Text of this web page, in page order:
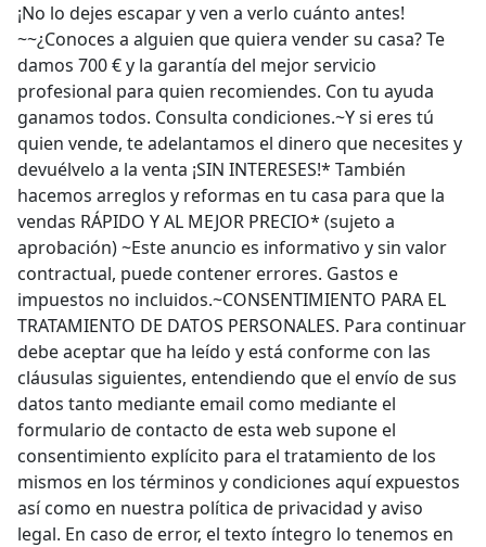
¡No lo dejes escapar y ven a verlo cuánto antes!
~~¿Conoces a alguien que quiera vender su casa? Te
damos 700 € y la garantía del mejor servicio
profesional para quien recomiendes. Con tu ayuda
ganamos todos. Consulta condiciones.~Y si eres tú
quien vende, te adelantamos el dinero que necesites y
devuélvelo a la venta ¡SIN INTERESES!* También
hacemos arreglos y reformas en tu casa para que la
vendas RÁPIDO Y AL MEJOR PRECIO* (sujeto a
aprobación) ~Este anuncio es informativo y sin valor
contractual, puede contener errores. Gastos e
impuestos no incluidos.~CONSENTIMIENTO PARA EL
TRATAMIENTO DE DATOS PERSONALES. Para continuar
debe aceptar que ha leído y está conforme con las
cláusulas siguientes, entendiendo que el envío de sus
datos tanto mediante email como mediante el
formulario de contacto de esta web supone el
consentimiento explícito para el tratamiento de los
mismos en los términos y condiciones aquí expuestos
así como en nuestra política de privacidad y aviso
legal. En caso de error, el texto íntegro lo tenemos en